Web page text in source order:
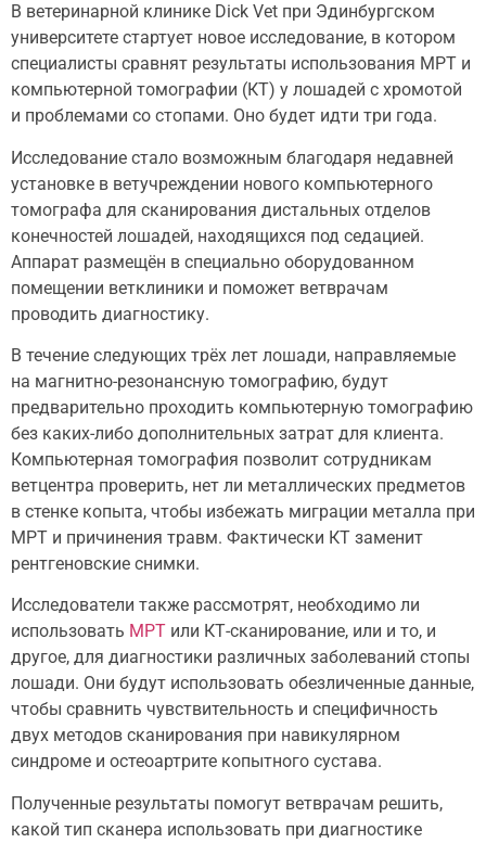
В ветеринарной клинике Dick Vet при Эдинбургском
университете стартует новое исследование, в котором
специалисты сравнят результаты использования МРТ и
компьютерной томографии (КТ) у лошадей с хромотой
и проблемами со стопами. Оно будет идти три года.
Исследование стало возможным благодаря недавней
установке в ветучреждении нового компьютерного
томографа для сканирования дистальных отделов
конечностей лошадей, находящихся под седацией.
Аппарат размещён в специально оборудованном
помещении ветклиники и поможет ветврачам
проводить диагностику.
В течение следующих трёх лет лошади, направляемые
на магнитно-резонансную томографию, будут
предварительно проходить компьютерную томографию
без каких-либо дополнительных затрат для клиента.
Компьютерная томография позволит сотрудникам
ветцентра проверить, нет ли металлических предметов
в стенке копыта, чтобы избежать миграции металла при
МРТ и причинения травм. Фактически КТ заменит
рентгеновские снимки.
Исследователи также рассмотрят, необходимо ли
использовать МРТ или КТ-сканирование, или и то, и
другое, для диагностики различных заболеваний стопы
лошади. Они будут использовать обезличенные данные,
чтобы сравнить чувствительность и специфичность
двух методов сканирования при навикулярном
синдроме и остеоартрите копытного сустава.
Полученные результаты помогут ветврачам решить,
какой тип сканера использовать при диагностике